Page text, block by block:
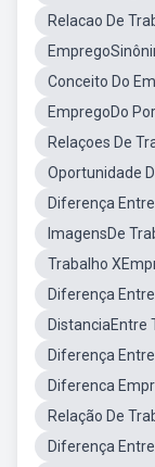
Relacao De
Conceito Do
EmpregoDo
Relaçoes De
Oportunidade
Diferença
ImagensDe
Trabalho
Diferença
DistanciaEntre
Diferença
Diferenca
Relação De
Diferença